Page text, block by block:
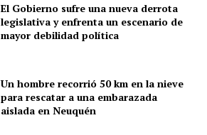
El Gobierno sufre una nueva derrota
legislativa y enfrenta un escenario de
mayor debilidad política
Un hombre recorrió 50 km en la nieve
para rescatar a una embarazada
aislada en Neuquén